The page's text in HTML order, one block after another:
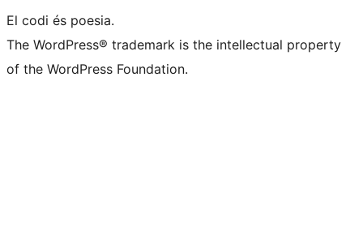
El codi és poesia.
The WordPress® trademark is the intellectual property
of the WordPress Foundation.